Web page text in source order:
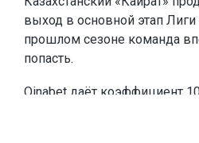
выход в основной этап
прошлом сезоне команда
попасть.
Oinabet даёт коэффициент